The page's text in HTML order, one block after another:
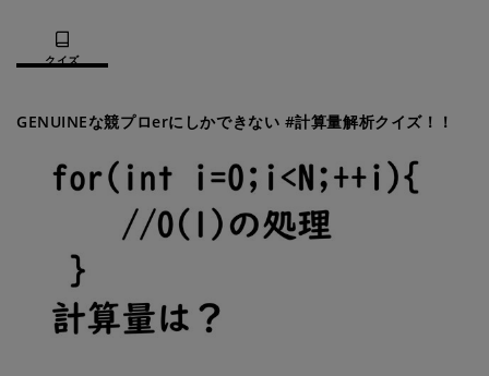
クイズ
GENUINEな競プロerにしかできない #計算量解析クイズ！！